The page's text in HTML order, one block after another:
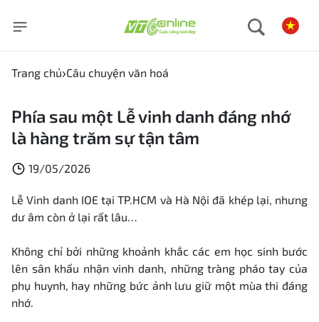
Trang chủ Câu chuyện văn hoá
Phía sau một Lễ vinh danh đáng nhớ
là hàng trăm sự tận tâm
19/05/2026
Lễ Vinh danh IOE tại TP.HCM và Hà Nội đã khép lại, nhưng
dư âm còn ở lại rất lâu…
Không chỉ bởi những khoảnh khắc các em học sinh bước
lên sân khấu nhận vinh danh, những tràng pháo tay của
phụ huynh, hay những bức ảnh lưu giữ một mùa thi đáng
nhớ.